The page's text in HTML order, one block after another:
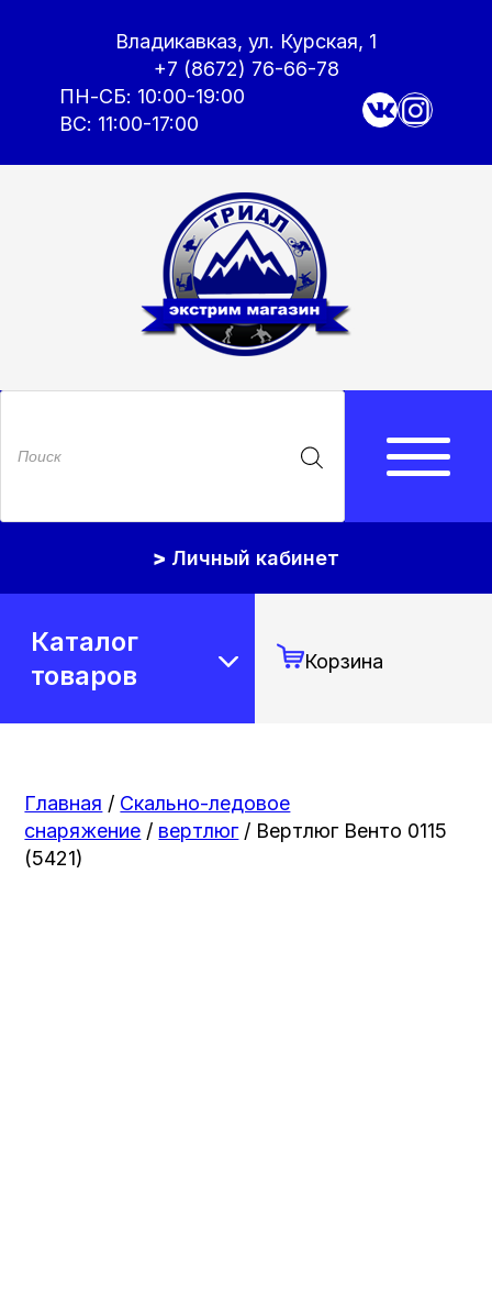
Владикавказ, ул. Курская, 1
+7 (8672) 76-66-78
ПН-СБ: 10:00-19:00
ВС: 11:00-17:00
Поиск
Личный кабинет
Каталог
товаров
Корзина
Главная / Скально-ледовое
снаряжение / вертлюг/ Вертлюг Венто 0115
(5421)